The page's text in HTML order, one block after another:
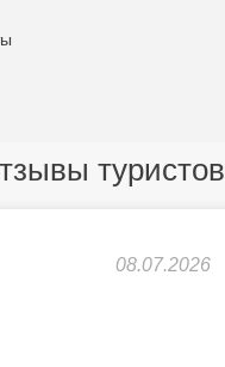
туристов
08.07.2026